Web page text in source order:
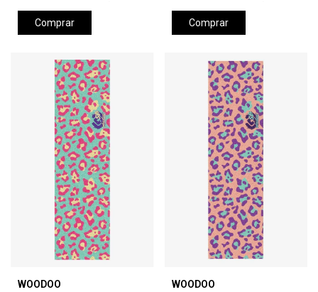
Comprar Comprar
WOODOO
WOODOO